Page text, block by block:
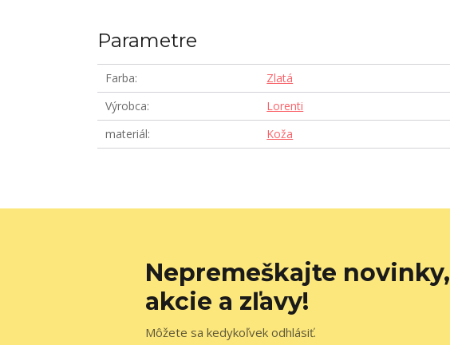
Parametre
Farba
Zlatá
Výrobca
Lorenti
materiál
Koža
Nepremeškajte novinky,
akcie a zľavy!
Môžete sa kedykoľvek odhlásiť.